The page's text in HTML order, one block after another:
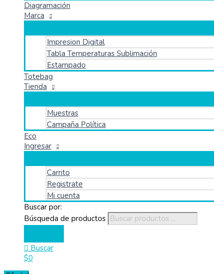
Diagramación
Marca
Impresion Digital
Tabla Temperaturas Sublimación
Estampado
Totebag
Tienda
Muestras
Campaña Política
Eco
Ingresar
Carrito
Registrate
Mi cuenta
Buscar por:
Búsqueda de productos
Buscar
$0